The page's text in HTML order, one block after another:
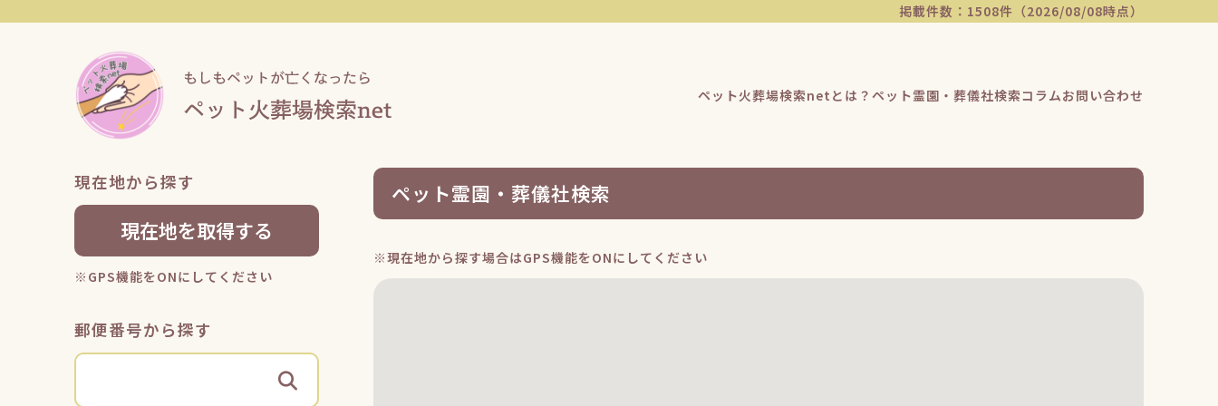
掲載件数：1508件（2026/08/08時点）
ペット火葬場検索netとは？ ペット霊園・葬儀社検索コラムお問い合わせ
現在地から探す
現在地を取得する
※GPS機能をONにしてください
郵便番号から探す
ペット霊園・葬儀社検索
※現在地から探す場合はGPS機能をONにしてください